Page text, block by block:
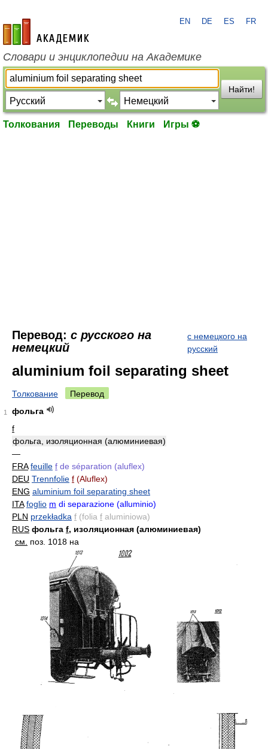
academic.ru
EN DE ES FR
Словари и энциклопедии на Академике
Найти!
Толкования Переводы Книги Игры ⚽
Перевод: с русского на
немецкий
с немецкого на
русский
aluminium foil separating sheet
Толкование Перевод
1
фольга
f
фольга, изоляционная (алюминиевая)
—
FRA feuille f de séparation (aluflex)
DEU Trennfolie f (Aluflex)
ENG aluminium foil separating sheet
ITA foglio m di separazione (alluminio)
PLN przekładka f (folia f aluminiowa)
RUS фольга f, изоляционная (алюминиевая)
см.
поз. 1018 на